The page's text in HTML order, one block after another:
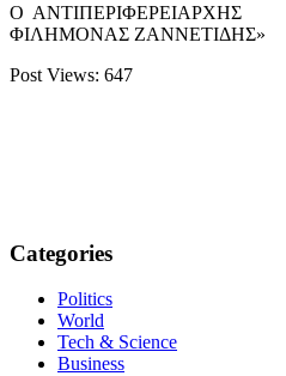
Ο ΑΝΤΙΠΕΡΙΦΕΡΕΙΑΡΧΗΣ
ΦΙΛΗΜΟΝΑΣ ΖΑΝΝΕΤΙΔΗΣ»
Post Views: 647
Categories
Politics
World
Tech & Science
Business